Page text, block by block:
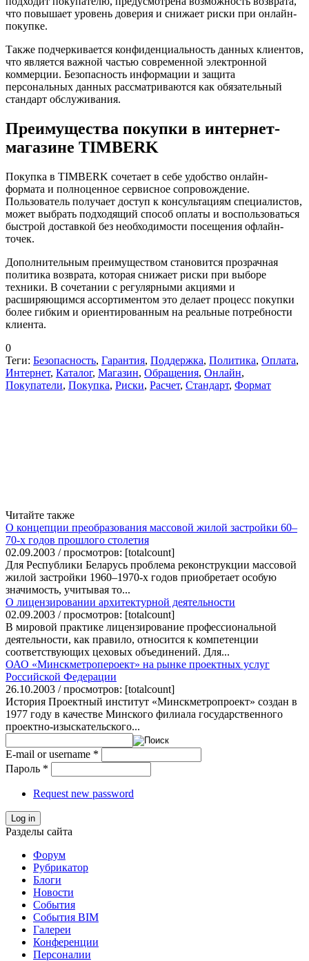
что повышает уровень доверия и снижает риски при онлайн-
покупке.
Также подчеркивается конфиденциальность данных клиентов,
что является важной частью современной электронной
коммерции. Безопасность информации и защита
персональных данных рассматриваются как обязательный
стандарт обслуживания.
Преимущества покупки в интернет-
магазине TIMBERK
Покупка в TIMBERK сочетает в себе удобство онлайн-
формата и полноценное сервисное сопровождение.
Пользователь получает доступ к консультациям специалистов,
может выбрать подходящий способ оплаты и воспользоваться
быстрой доставкой без необходимости посещения офлайн-
точек.
Дополнительным преимуществом становится прозрачная
политика возврата, которая снижает риски при выборе
техники. В сочетании с регулярными акциями и
расширяющимся ассортиментом это делает процесс покупки
более гибким и ориентированным на реальные потребности
клиента.
0
Теги: Безопасность, Гарантия, Поддержка, Политика, Оплата,
Интернет, Каталог, Магазин, Обращения, Онлайн,
Покупатели, Покупка, Риски, Расчет, Стандарт, Формат
Читайте также
О концепции преобразования массовой жилой застройки 60–
70-х годов прошлого столетия
02.09.2003 / просмотров: [totalcount]
Для Республики Беларусь проблема реконструкции массовой
жилой застройки 1960–1970-х годов приобретает особую
значимость, учитывая то...
О лицензировании архитектурной деятельности
02.09.2003 / просмотров: [totalcount]
В мировой практике лицензирование профессиональной
деятельности, как правило, относится к компетенции
соответствующих цеховых объединений. Для...
ОАО «Минскметропероект» на рынке проектных услуг
Российской Федерации
26.10.2003 / просмотров: [totalcount]
История Проектный институт «Минскметропроект» создан в
1977 году в качестве Минского филиала государственного
проектно-изыскательского...
E-mail or username *
Пароль *
Request new password
Log in
Разделы сайта
Форум
Рубрикатор
Блоги
Новости
События
События BIM
Галереи
Конференции
Персоналии